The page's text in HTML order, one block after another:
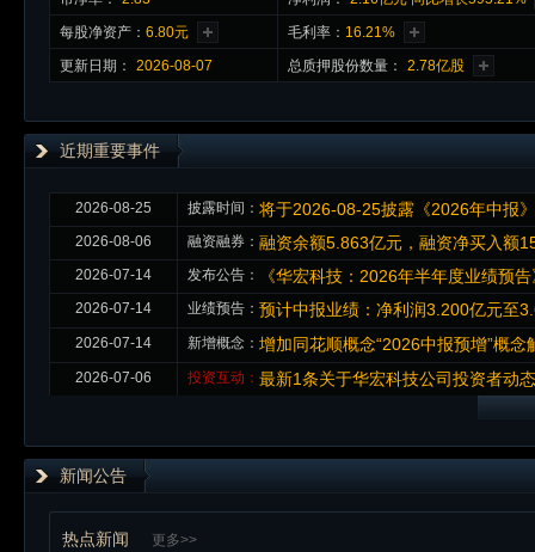
每股净资产： 6.80元 毛利率： 16.21%
更新日期：
2026-08-07 总质押股份数量： 2.78亿股
近期重要事件
2026-08-25 披露时间： 将于2026-08-25披露《2026年中报》
2026-08-06 融资融券： 融资余额5.863亿元，融资净买入额
2026-07-14 发布公告： 《华宏科技：2026年半年度业绩预告
2026-07-14 业绩预告： 预计中报业绩：净利润3.200亿元至
2026-07-14 新增概念： 增加同花顺概念“2026中报预增”概念
2026-07-06 投资互动： 最新1条关于华宏科技公司投资者动
新闻公告
热点新闻 更多>>